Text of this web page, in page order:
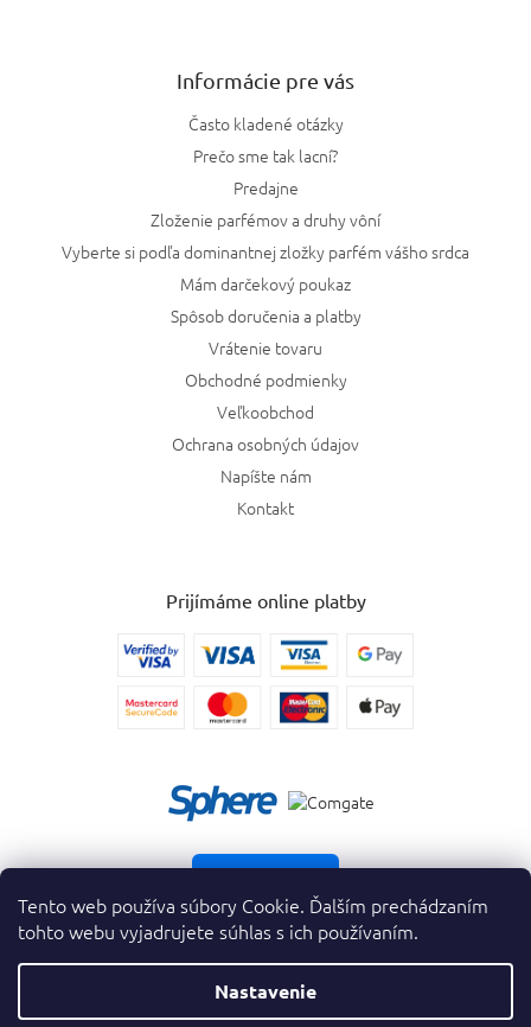
Tento web používa súbory Cookie. Ďalším prechádzaním
tohto webu vyjadrujete súhlas s ich používaním.
Nastavenie
Informácie pre vás
Často kladené otázky
Prečo sme tak lacní?
Predajne
Zloženie parfémov a druhy vôní
Vyberte si podľa dominantnej zložky parfém vášho srdca
Mám darčekový poukaz
Spôsob doručenia a platby
Vrátenie tovaru
Obchodné podmienky
Veľkoobchod
Ochrana osobných údajov
Napíšte nám
Kontakt
Prijímáme online platby
Copyright 2026krasnevone.sk. Všetky práva vyhradené.